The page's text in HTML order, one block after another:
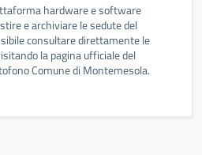
hardware e software
e archiviare le sedute del
consultare direttamente le
la pagina ufficiale del
Comune di Montemesola.